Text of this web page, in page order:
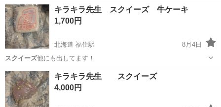
神奈川 藤沢市 藤沢駅 その他 スクイーズ
キラキラ先生 スクイーズ 牛ケーキ
1,700円
北海道 福住駅
8月4日
スクイーズ他にも出してます！
北海道 札幌市 福住駅 その他 スクイーズ
キラキラ先生 スクイーズ
4,000円